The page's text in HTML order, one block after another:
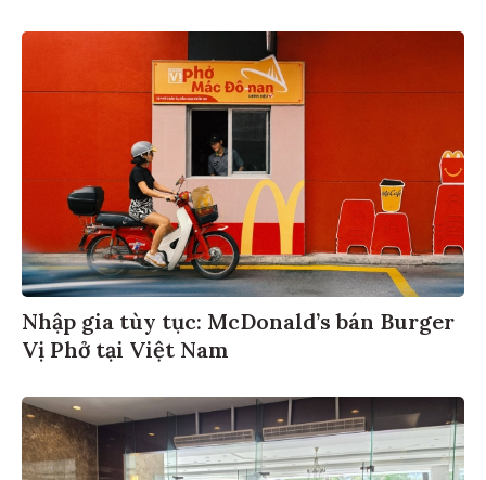
Nhập gia tùy tục: McDonald’s bán Burger
Vị Phở tại Việt Nam